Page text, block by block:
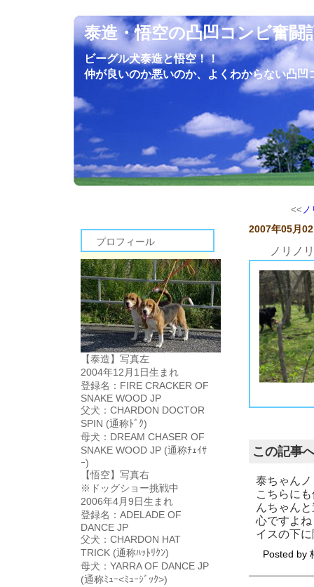
泰造・悟空の凸凹コンビ奮闘
ビーグル犬泰造と悟空！！
仲が良いのか悪いのか、よくわからない凸凹
プロフィール
【泰造】写真左
2004年12月1日生まれ
登録名：FIRE CRACKER OF
SNAKE WOOD JP
父犬：CHARDON DOCTOR
SPIN (通称ﾄﾞｸ)
母犬：DREAM CHASER OF
SNAKE WOOD JP (通称ﾁｪｲｻ
ｰ)
【悟空】写真右
※ドッグショー挑戦中
2006年4月9日生まれ
登録名：ADELADE OF
DANCE JP
父犬：CHARDON HAT
TRICK (通称ﾊｯﾄﾘｸﾝ)
母犬：YARRA OF DANCE JP
(通称ﾐｭｰ<ﾐｭｰｼﾞｯｸ>)
<<
2007年05月
ノリノ
この記事
泰ちゃん
こちらに
んちゃん
心ですよ
イスの下
Posted by